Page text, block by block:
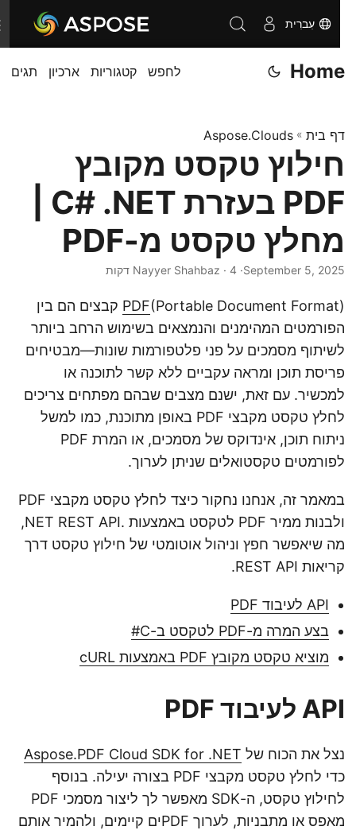
עִברִית
Home לחפש קטגוריות ארכיון תגים
דף בית»
Aspose.Clouds
חילוץ טקסט מקובץ
PDF בעזרת C# .NET |
מחלץ טקסט מ-PDF
September 5, 2025· Nayyer Shahbaz · 4 דקות
PDF(Portable Document Format) קבצים הם בין
הפורמטים המהימנים והנמצאים בשימוש הרחב ביותר
לשיתוף מסמכים על פני פלטפורמות שונות—מבטיחים
פריסת תוכן ומראה עקביים ללא קשר לתוכנה או
למכשיר. עם זאת, ישנם מצבים שבהם מפתחים צריכים
לחלץ טקסט מקבצי PDF באופן מתוכנת, כמו למשל
ניתוח תוכן, אינדוקס של מסמכים, או המרת PDF
לפורמטים טקסטואלים שניתן לערוך.
במאמר זה, אנחנו נחקור כיצד לחלץ טקסט מקבצי PDF
ולבנות ממיר PDF לטקסט באמצעות .NET REST API,
מה שיאפשר חפץ וניהול אוטומטי של חילוץ טקסט דרך
קריאות REST API.
API לעיבוד PDF
בצע המרה מ-PDF לטקסט ב-C#
מוציא טקסט מקובץ PDF באמצעות cURL
API לעיבוד PDF
נצל את הכוח שלAspose.PDF Cloud SDK for .NET
כדי לחלץ טקסט מקבצי PDF בצורה יעילה. בנוסף
לחילוץ טקסט, ה-SDK מאפשר לך ליצור מסמכי PDF
מאפס או מתבניות, לערוך PDFים קיימים, ולהמיר אותם